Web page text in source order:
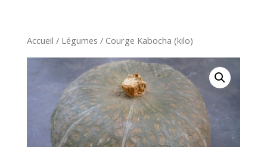
Accueil / Légumes / Courge Kabocha (kilo)